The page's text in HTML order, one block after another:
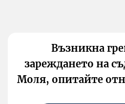
Възникна
зареждането на
Моля, опитайте